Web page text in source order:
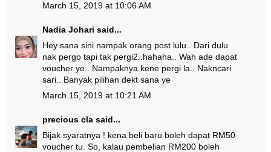
March 15, 2019 at 10:06 AM
Nadia Johari said...
Hey sana sini nampak orang post lulu.. Dari dulu
nak pergo tapi tak pergi2..hahaha.. Wah ade dapat
voucher ye.. Nampaknya kene pergi la.. Nakncari
sari.. Banyak pilihan dekt sana ye
March 15, 2019 at 10:21 AM
precious cla said...
Bijak syaratnya ! kena beli baru boleh dapat RM50
voucher tu. So, kalau pembelian RM200 boleh